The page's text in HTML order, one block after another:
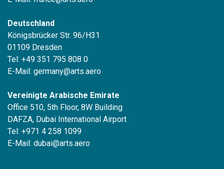
Deutschland
Königsbrücker Str. 96/H31
01109 Dresden
Tel: +49 351 795 808 0
E-Mail: germany@arts.aero
Vereinigte Arabische Emirate
Office 510, 5th Floor, 8W Building
DAFZA, Dubai International Airport
Tel: +971 4 258 1099
E-Mail: dubai@arts.aero